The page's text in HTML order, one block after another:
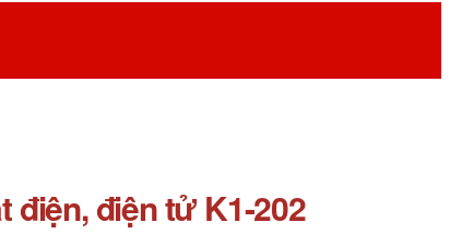
điện, điện tử K1-202